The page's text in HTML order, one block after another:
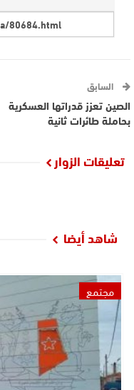
السابق
الصين تعزز قدراتها العسكرية
بحاملة طائرات ثانية
تعليقات الزوار
شاهد أيضا
مجتمع